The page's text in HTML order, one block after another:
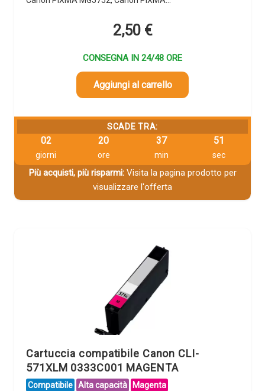
2,50 €
CONSEGNA IN 24/48 ORE
Aggiungi al carrello
SCADE TRA:
02
giorni
20
ore
37
min
49
sec
Più acquisti, più risparmi:Visita la pagina prodotto per
visualizzare l'offerta
Cartuccia compatibile Canon CLI-
571XLM 0333C001 MAGENTA
Compatibile Alta capacità Magenta